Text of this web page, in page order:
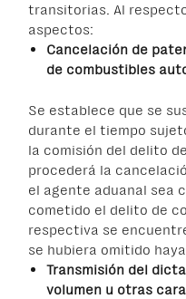
transitorias. Al
aspectos:
Cancelación de
de combustibles
Se establece que se
durante el tiempo
la comisión del delito
procederá la
el agente aduanal sea
cometido el delito de
respectiva se
se hubiera omitido haya
Transmisión del
volumen u otras